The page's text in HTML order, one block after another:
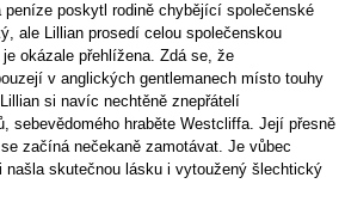
poskytl rodině chybějící společenské
ale Lillian prosedí celou společenskou
okázale přehlížena. Zdá se, že
v anglických gentlemanech místo touhy
si navíc nechtěně znepřátelí
sebevědomého hraběte Westcliffa. Její přesně
začíná nečekaně zamotávat. Je vůbec
našla skutečnou lásku i vytoužený šlechtický